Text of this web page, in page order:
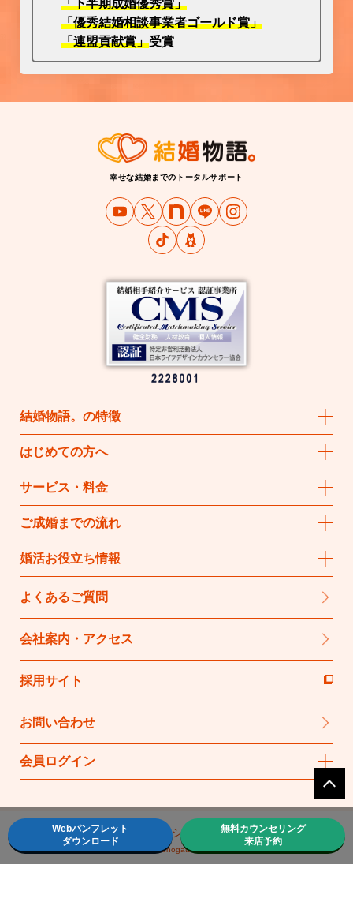
「下半期成婚優秀賞」
「優秀結婚相談事業者ゴールド賞」
「連盟貢献賞」受賞
Webパンフレット
ダウンロード
無料カウンセリング
来店予約
幸せな結婚までのトータルサポート
結婚物語。 の特徴
はじめての方へ
サービス・料金
ご成婚までの流れ
婚活お役立ち情報
よくあるご質問
会社案内・アクセス
採用サイト
お問い合わせ
会員ログイン
プライバシーポリシー サイトマップ
Copyright © Kekkon-Monogatari. All Rights Reserved.